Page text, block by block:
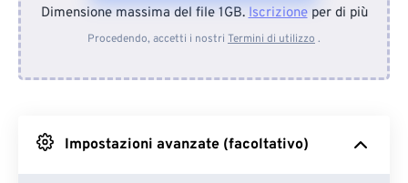
Dal dispositivo
Da Google Drive
Dimensione massima del file 1GB.Iscrizioneper di più
Procedendo, accetti i nostri Termini di utilizzo .
Impostazioni avanzate (facoltativo)